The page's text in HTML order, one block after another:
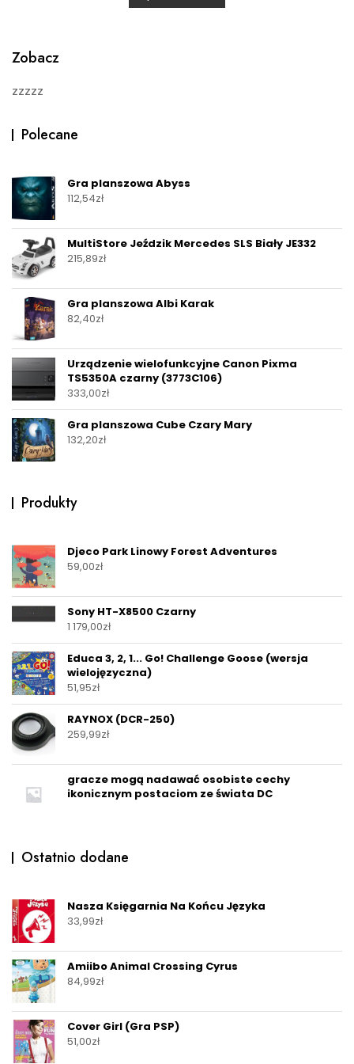
t
Zobacz
zzzzz
Polecane
Gra planszowa Abyss
112,54zł
MultiStore Jeździk Mercedes SLS Biały JE332
215,89zł
Gra planszowa Albi Karak
82,40zł
Urządzenie wielofunkcyjne Canon Pixma
TS5350A czarny (3773C106)
333,00zł
Gra planszowa Cube Czary Mary
132,20zł
Produkty
Djeco Park Linowy Forest Adventures
59,00zł
Sony HT-X8500 Czarny
1 179,00zł
Educa 3, 2, 1... Go! Challenge Goose (wersja
wielojęzyczna)
51,95zł
RAYNOX (DCR-250)
259,99zł
gracze mogą nadawać osobiste cechy
ikonicznym postaciom ze świata DC
Ostatnio dodane
Nasza Księgarnia Na Końcu Języka
33,99zł
Amiibo Animal Crossing Cyrus
84,99zł
Cover Girl (Gra PSP)
51,00zł